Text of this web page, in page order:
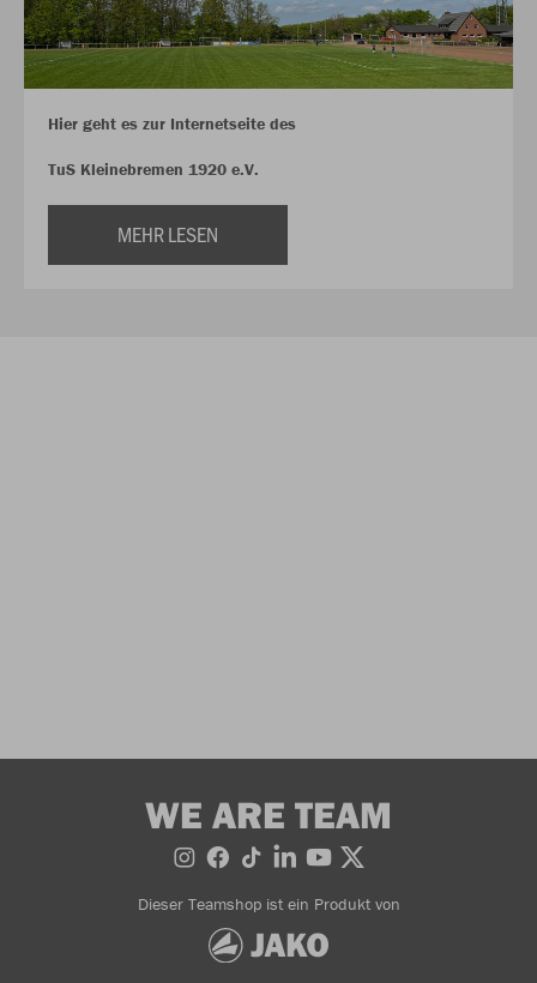
Hier geht es zur Internetseite des
TuS Kleinebremen 1920 e.V.
MEHR LESEN
WE ARE TEAM
Dieser Teamshop ist ein Produkt von